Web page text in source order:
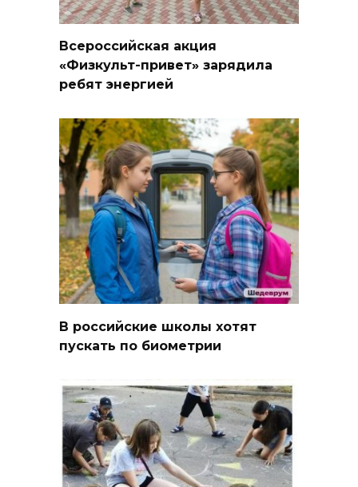
Всероссийская акция
«Физкульт-привет» зарядила
ребят энергией
В российские школы хотят
пускать по биометрии